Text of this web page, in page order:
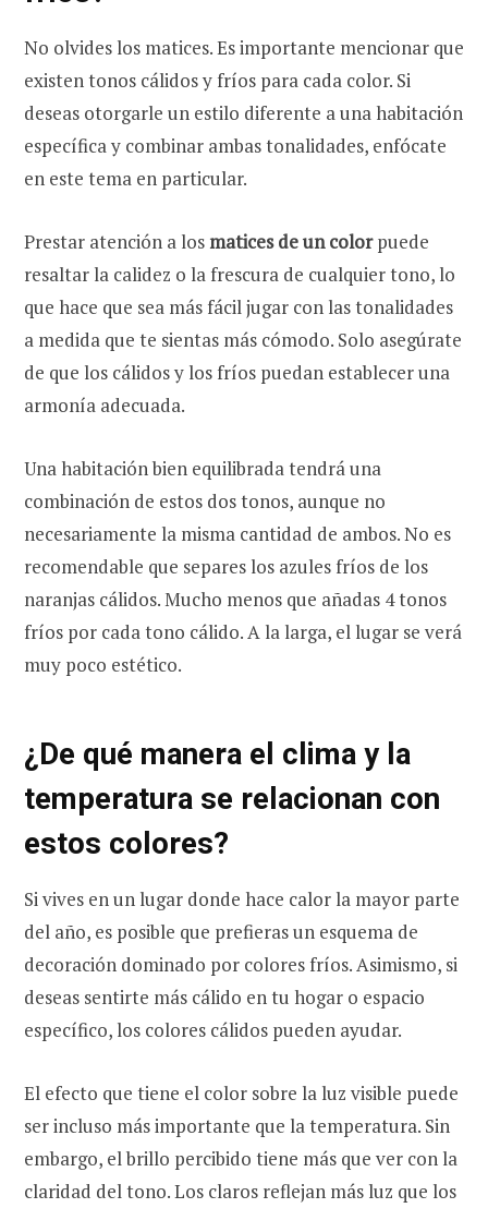
No olvides los matices. Es importante mencionar que
existen tonos cálidos y fríos para cada color. Si
deseas otorgarle un estilo diferente a una habitación
específica y combinar ambas tonalidades, enfócate
en este tema en particular.
Prestar atención a losmatices de un colorpuede
resaltar la calidez o la frescura de cualquier tono, lo
que hace que sea más fácil jugar con las tonalidades
a medida que te sientas más cómodo. Solo asegúrate
de que los cálidos y los fríos puedan establecer una
armonía adecuada.
Una habitación bien equilibrada tendrá una
combinación de estos dos tonos, aunque no
necesariamente la misma cantidad de ambos. No es
recomendable que separes los azules fríos de los
naranjas cálidos. Mucho menos que añadas 4 tonos
fríos por cada tono cálido. A la larga, el lugar se verá
muy poco estético.
¿De qué manera el clima y la
temperatura se relacionan con
estos colores?
Si vives en un lugar donde hace calor la mayor parte
del año, es posible que prefieras un esquema de
decoración dominado por colores fríos. Asimismo, si
deseas sentirte más cálido en tu hogar o espacio
específico, los colores cálidos pueden ayudar.
El efecto que tiene el color sobre la luz visible puede
ser incluso más importante que la temperatura. Sin
embargo, el brillo percibido tiene más que ver con la
claridad del tono. Los claros reflejan más luz que los